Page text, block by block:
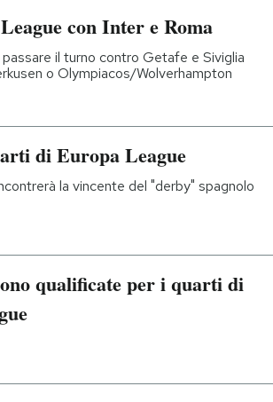
con Inter e Roma
il turno contro Getafe e Siviglia
o Olympiacos/Wolverhampton
di Europa League
la vincente del "derby" spagnolo
qualificate per i quarti di